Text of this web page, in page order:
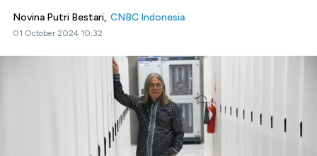
Novina Putri Bestari, CNBC Indonesia
01 October 2024 10:32